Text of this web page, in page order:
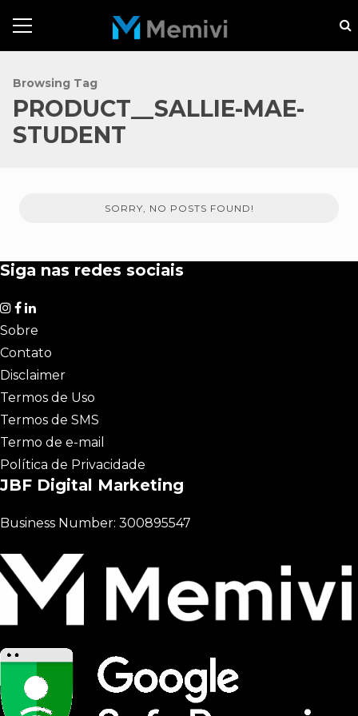
Browsing Tag
PRODUCT__SALLIE-MAE-
STUDENT
SORRY, NO POSTS FOUND!
Siga nas redes sociais
Sobre
Contato
Disclaimer
Termos de Uso
Termos de SMS
Termo de e-mail
Política de Privacidade
JBF Digital Marketing
Business Number: 300895547